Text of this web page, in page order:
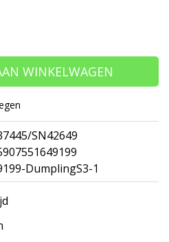
WINKELWAGEN
SN42649
DumplingS3-1